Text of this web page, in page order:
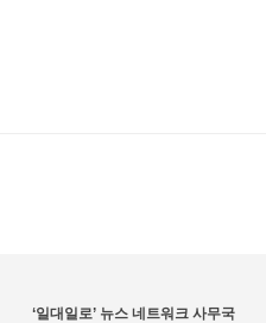
‘일대일로’ 뉴스 네트워크 사무국